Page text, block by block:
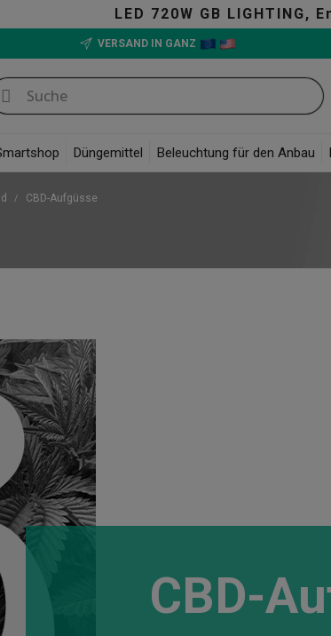
720W GB LIGHTING, Entdecke es!
VERSAND IN GANZ
Düngemittel Beleuchtung für den Anbau
CBD-Aufgüsse
CBD-